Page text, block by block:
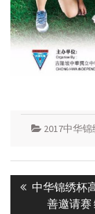
2017中华
navigation
Previous
post:
中华锦绣杯
善邀请赛